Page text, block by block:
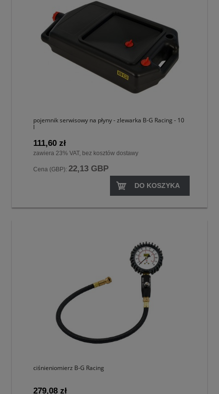
pojemnik serwisowy na płyny - zlewarka B-G Racing - 10
l
111,60 zł
zawiera 23% VAT, bez kosztów dostawy
Cena (GBP): 22,13 GBP
DO KOSZYKA
ciśnieniomierz B-G Racing
279,08 zł